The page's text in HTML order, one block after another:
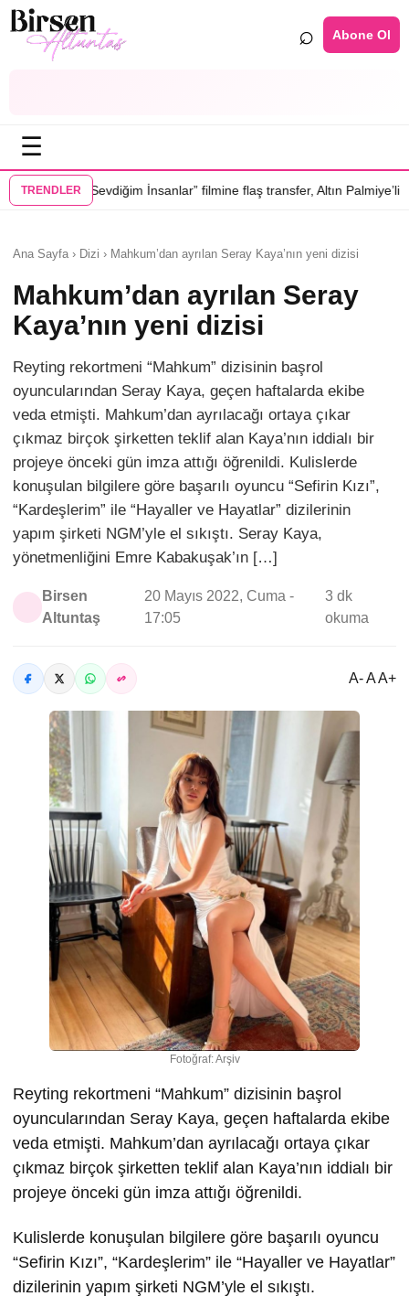
⌕ Abone Ol
☰
TRENDLER
İnsanlar” filmine flaş transfer, Altın Palmiye’li Vlad Ivanov kadroda
Ana Sayfa › Dizi › Mahkum’dan ayrılan Seray Kaya’nın yeni dizisi
Mahkum’dan ayrılan Seray
Kaya’nın yeni dizisi
Reyting rekortmeni “Mahkum” dizisinin başrol
oyuncularından Seray Kaya, geçen haftalarda ekibe
veda etmişti. Mahkum’dan ayrılacağı ortaya çıkar
çıkmaz birçok şirketten teklif alan Kaya’nın iddialı bir
projeye önceki gün imza attığı öğrenildi. Kulislerde
konuşulan bilgilere göre başarılı oyuncu “Sefirin Kızı”,
“Kardeşlerim” ile “Hayaller ve Hayatlar” dizilerinin
yapım şirketi NGM’yle el sıkıştı. Seray Kaya,
yönetmenliğini Emre Kabakuşak’ın […]
Birsen
Altuntaş
20 Mayıs 2022, Cuma -
17:05
3 dk
okuma
A- A A+
Fotoğraf: Arşiv
Reyting rekortmeni “Mahkum” dizisinin başrol
oyuncularından Seray Kaya, geçen haftalarda ekibe
veda etmişti. Mahkum’dan ayrılacağı ortaya çıkar
çıkmaz birçok şirketten teklif alan Kaya’nın iddialı bir
projeye önceki gün imza attığı öğrenildi.
Kulislerde konuşulan bilgilere göre başarılı oyuncu
“Sefirin Kızı”, “Kardeşlerim” ile “Hayaller ve Hayatlar”
dizilerinin yapım şirketi NGM’yle el sıkıştı.